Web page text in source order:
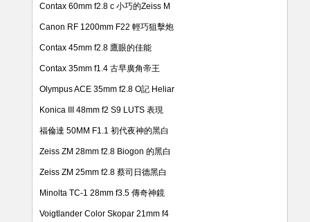
Contax 60mm f2.8 c 小巧的Zeiss M
Canon RF 1200mm F22 輕巧狙擊炮
Contax 45mm f2.8 鷹眼的佳能
Contax 35mm f1.4 古早廣角帝王
Olympus ACE 35mm f2.8 O記 Heliar
Konica III 48mm f2 S9 LUTS 表現
福倫達 50MM F1.1 初代夜神的黑白
Zeiss ZM 28mm f2.8 Biogon 的黑白
Zeiss ZM 25mm f2.8 蔡司日德黑白
Minolta TC-1 28mm f3.5 傳奇神鏡
Voigtlander Color Skopar 21mm f4